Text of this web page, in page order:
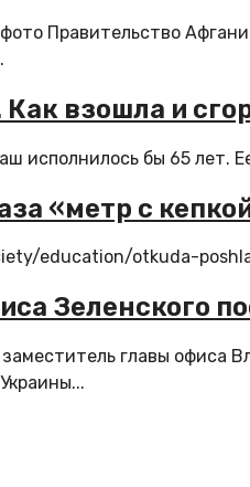
Правительство
Как взошла и
исполнилось бы 65 лет.
«метр с
education/otkuda-
Зеленского
главы офиса